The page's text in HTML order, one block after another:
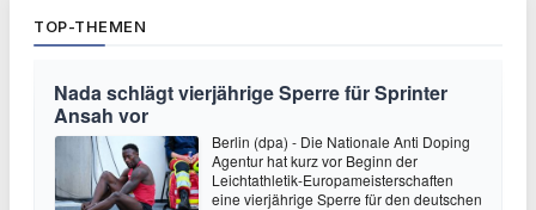
TOP-THEMEN
Nada schlägt vierjährige Sperre für Sprinter
Ansah vor
Berlin (dpa) - Die Nationale Anti Doping
Agentur hat kurz vor Beginn der
Leichtathletik-Europameisterschaften
eine vierjährige Sperre für den deutschen